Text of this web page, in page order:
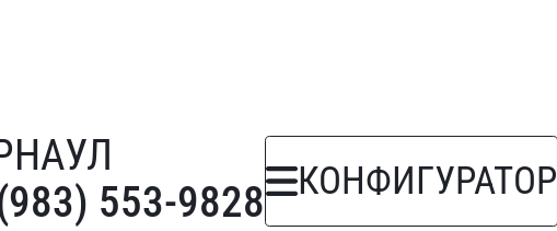
553-9828
КОНФИГУРАТОР